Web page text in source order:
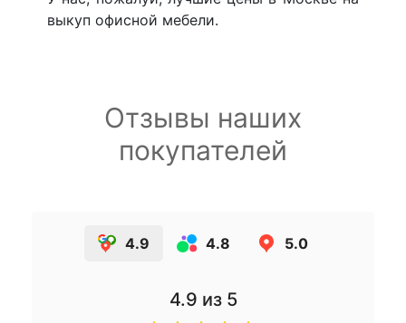
выкуп офисной мебели.
Отзывы наших
покупателей
4.9 4.8 5.0
4.9 из 5